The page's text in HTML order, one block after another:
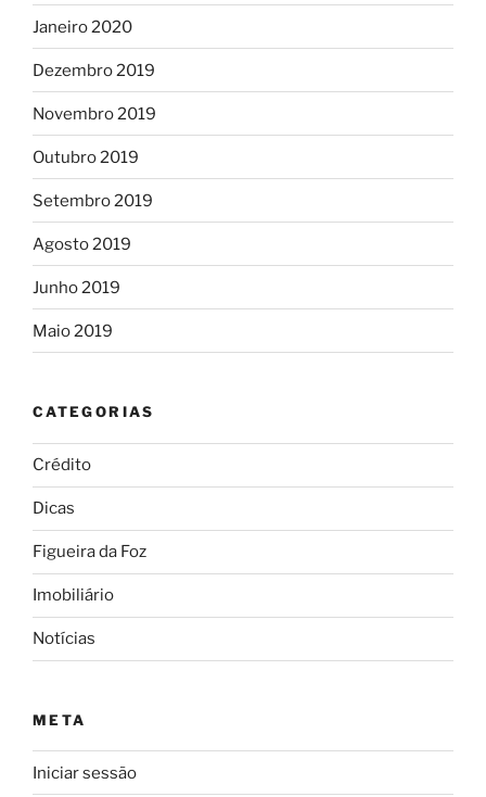
Janeiro 2020
Dezembro 2019
Novembro 2019
Outubro 2019
Setembro 2019
Agosto 2019
Junho 2019
Maio 2019
CATEGORIAS
Crédito
Dicas
Figueira da Foz
Imobiliário
Notícias
META
Iniciar sessão